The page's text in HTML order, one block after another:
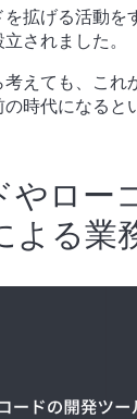
拡げる活動を
されました。
えても、これ
時代になると
やロー
よる業